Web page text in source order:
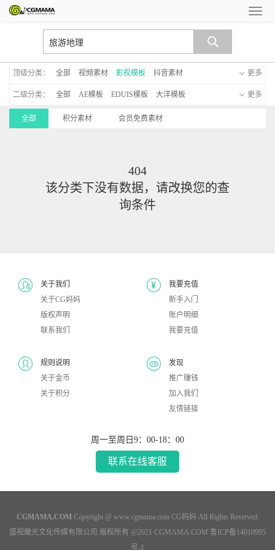
顶级分类： 更多
全部 视频素材 影视模板 抖音素材
二级分类： 更多
全部 AE模板 EDUIS模板 大洋模板
MG动画模板 新年模板 手机模板
全部 积分素材 会员免费素材
404
该分类下没有数据，请改换您的查
询条件
关于我们
关于CG妈妈
版权声明
联系我们
我要充值
新手入门
账户明细
我要充值
规则说明
关于金币
关于积分
发现
推广赚钱
加入我们
友情链接
周一至周日9：00-18：00
联系在线客服
CGMAMA.COMCopyright @ www.cgmama.com CG妈妈 All Rights Reserved.
盛视魔光文化传媒有限公司 版权所有 @2021 CGMAMA.COM 鲁ICP备14010995
号-1